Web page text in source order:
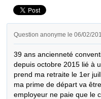
Question anonyme le 06/02/
39 ans ancienneté
depuis octobre 2015 lié à
prend ma retraite le 1er
ma prime de départ va
employeur ne paie que le